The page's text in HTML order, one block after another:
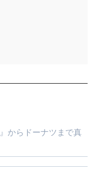
からドーナツまで真